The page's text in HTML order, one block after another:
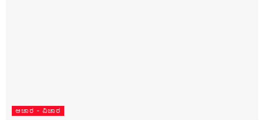
ಆಚಾರ - ವಿಚಾರ